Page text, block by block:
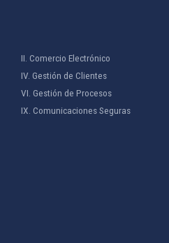
II. Comercio Electrónico
IV. Gestión de Clientes
VI. Gestión de Procesos
IX. Comunicaciones Seguras